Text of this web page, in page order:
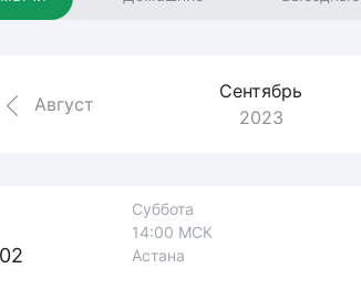
Локомотив
Август
Сентябрь
2023
02
Суббота
14:00 МСК
Астана